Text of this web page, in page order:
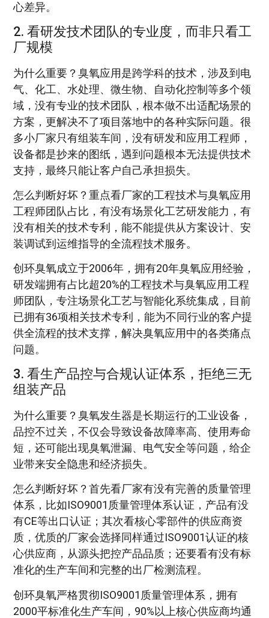
心差异。
2. 看研发技术团队的专业度，而非只看工
厂规模
为什么重要？臭氧应用是跨学科的技术，涉及到电
气、化工、水处理、微生物、自动化控制等多个领
域，没有专业的技术团队，根本做不出适配场景的
方案，更解决不了项目落地中的各种实际问题。很
多小厂家只有组装车间，没有研发和应用工程师，
设备都是抄来的图纸，遇到问题根本无法提供技术
支持，最终只能让客户自己承担损失。
怎么判断好坏？重点看厂家的工程技术与臭氧应用
工程师团队占比，有没有场景化工艺研发能力，有
没有相关的技术专利，能不能提供从方案设计、安
装调试到运维指导的全流程技术服务。
创环臭氧成立于2006年，拥有20年臭氧应用经验，
研发端拥有占比超20%的工程技术与臭氧应用工程
师团队，专注场景化工艺与智能化系统集成，目前
已拥有36项相关技术专利，能为不同行业的客户提
供全流程的技术支撑，解决臭氧应用中的各类痛点
问题。
3. 看生产品控与合规认证体系，拒绝三无
组装产品
为什么重要？臭氧发生器是长期运行的工业设备，
品控不过关，不仅会导致设备故障率高、使用寿命
短，还可能出现臭氧泄漏、电气安全等问题，给企
业带来安全隐患和经济损失。
怎么判断好坏？首先看厂家有没有完善的质量管理
体系，比如ISO9001质量管理体系认证，产品有没
有CE等出口认证；其次看核心零部件的供应商资
质，优质的厂家会选择同样通过ISO9001认证的核
心供应商，从源头把控产品品质；还要看有没有标
准化的生产车间和完整的出厂检测流程。
创环臭氧严格贯彻ISO9001质量管理体系，拥有
2000平标准化生产车间，90%以上核心供应商均通